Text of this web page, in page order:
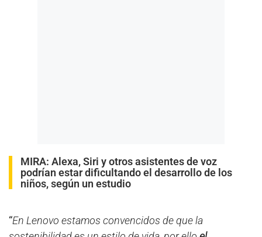
MIRA: Alexa, Siri y otros asistentes de voz
podrían estar dificultando el desarrollo de los
niños, según un estudio
“En Lenovo estamos convencidos de que la